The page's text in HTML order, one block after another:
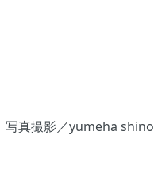
真撮影／yumeha shino